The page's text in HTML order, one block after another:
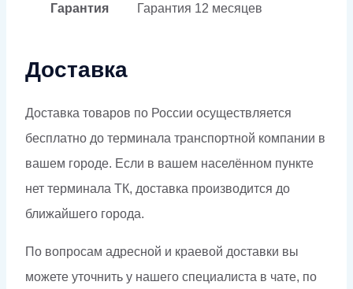
Гарантия Гарантия 12 месяцев
Доставка
Доставка товаров по России осуществляется
бесплатно до терминала транспортной компании в
вашем городе. Если в вашем населённом пункте
нет терминала ТК, доставка производится до
ближайшего города.
По вопросам адресной и краевой доставки вы
можете уточнить у нашего специалиста в чате, по